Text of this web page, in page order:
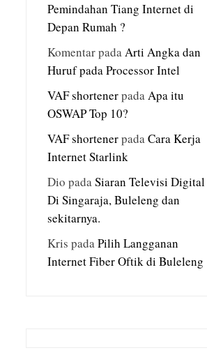
Pemindahan Tiang Internet di
Depan Rumah ?
KomentarpadaArti Angka dan
Huruf pada Processor Intel
VAF shortenerpadaApa itu
OSWAP Top 10?
VAF shortenerpadaCara Kerja
Internet Starlink
Dio padaSiaran Televisi Digital
Di Singaraja, Buleleng dan
sekitarnya.
Kris padaPilih Langganan
Internet Fiber Oftik di Buleleng